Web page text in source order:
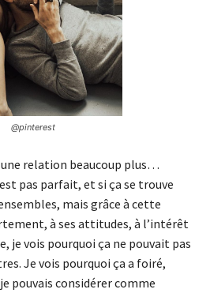
@pinterest
une relation beaucoup plus…
pas parfait, et si ça se trouve
mais grâce à cette
à ses attitudes, à l’intérêt
je vois pourquoi ça ne pouvait pas
Je vois pourquoi ça a foiré,
pouvais considérer comme